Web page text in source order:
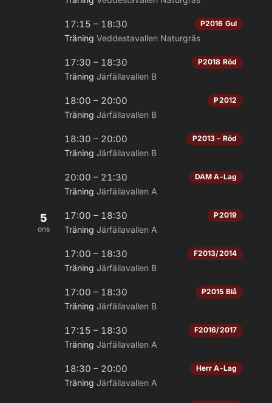
17:15 – 18:30 P2016 Gul
Träning Veddestavallen Naturgräs
17:30 – 18:30 P2018 Röd
Träning Järfällavallen B
18:00 – 20:00 P2012
Träning Järfällavallen B
18:30 – 20:00 P2013 – Röd
Träning Järfällavallen B
20:00 – 21:30 DAM A-Lag
Träning Järfällavallen A
5
ons
17:00 – 18:30 P2019
Träning Järfällavallen A
17:00 – 18:30 F2013/2014
Träning Järfällavallen B
17:00 – 18:30 P2015 Blå
Träning Järfällavallen B
17:15 – 18:30 F2016/2017
Träning Järfällavallen A
18:30 – 20:00 Herr A-Lag
Träning Järfällavallen A